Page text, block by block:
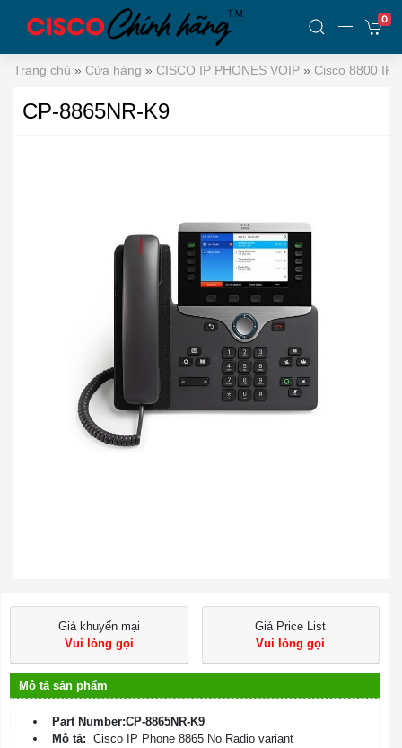
0
Trang chủ » Cửa hàng » CISCO IP PHONES VOIP » Cisco 8800 IP
CP-8865NR-K9
Giá khuyến mại
Vui lòng gọi
Giá Price List
Vui lòng gọi
Mô tả sản phẩm
Part Number:CP-8865NR-K9
Mô tả: Cisco IP Phone 8865 No Radio variant